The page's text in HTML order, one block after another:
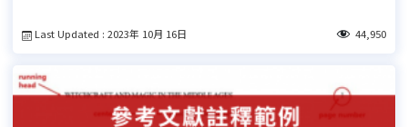
Last Updated : 2023年 10月 16日 44,950